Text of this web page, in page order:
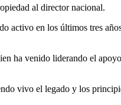
al director nacional.
activo en los últimos tres
ha venido liderando el
vivo el legado y los